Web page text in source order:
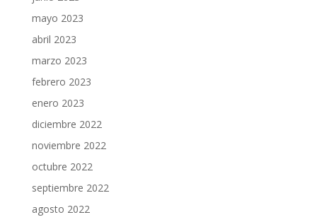
mayo 2023
abril 2023
marzo 2023
febrero 2023
enero 2023
diciembre 2022
noviembre 2022
octubre 2022
septiembre 2022
agosto 2022